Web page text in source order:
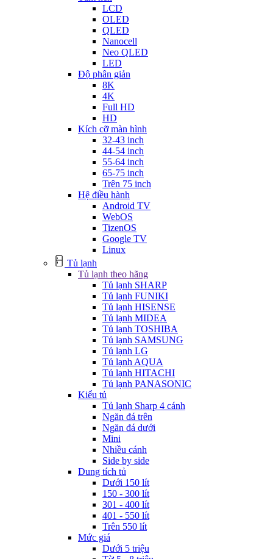
LCD
OLED
QLED
Nanocell
Neo QLED
LED
Độ phân giản
8K
4K
Full HD
HD
Kích cỡ màn hình
32-43 inch
44-54 inch
55-64 inch
65-75 inch
Trên 75 inch
Hệ điều hành
Android TV
WebOS
TizenOS
Google TV
Linux
Tủ lạnh
Tủ lạnh theo hãng
Tủ lạnh SHARP
Tủ lạnh FUNIKI
Tủ lạnh HISENSE
Tủ lạnh MIDEA
Tủ lạnh TOSHIBA
Tủ lạnh SAMSUNG
Tủ lạnh LG
Tủ lạnh AQUA
Tủ lạnh HITACHI
Tủ lạnh PANASONIC
Kiểu tủ
Tủ lạnh Sharp 4 cánh
Ngăn đá trên
Ngăn đá dưới
Mini
Nhiều cánh
Side by side
Dung tích tủ
Dưới 150 lít
150 - 300 lít
301 - 400 lít
401 - 550 lít
Trên 550 lít
Mức giá
Dưới 5 triệu